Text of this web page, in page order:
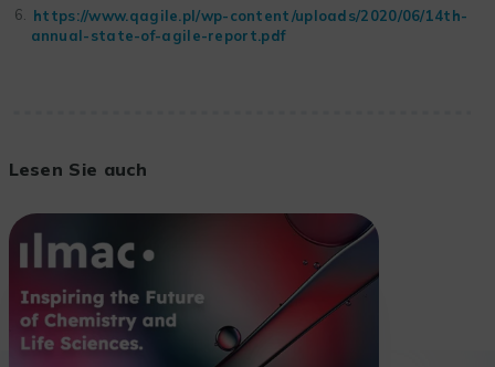
https://www.qagile.pl/wp-content/uploads/2020/06/14th-
annual-state-of-agile-report.pdf
Lesen Sie auch